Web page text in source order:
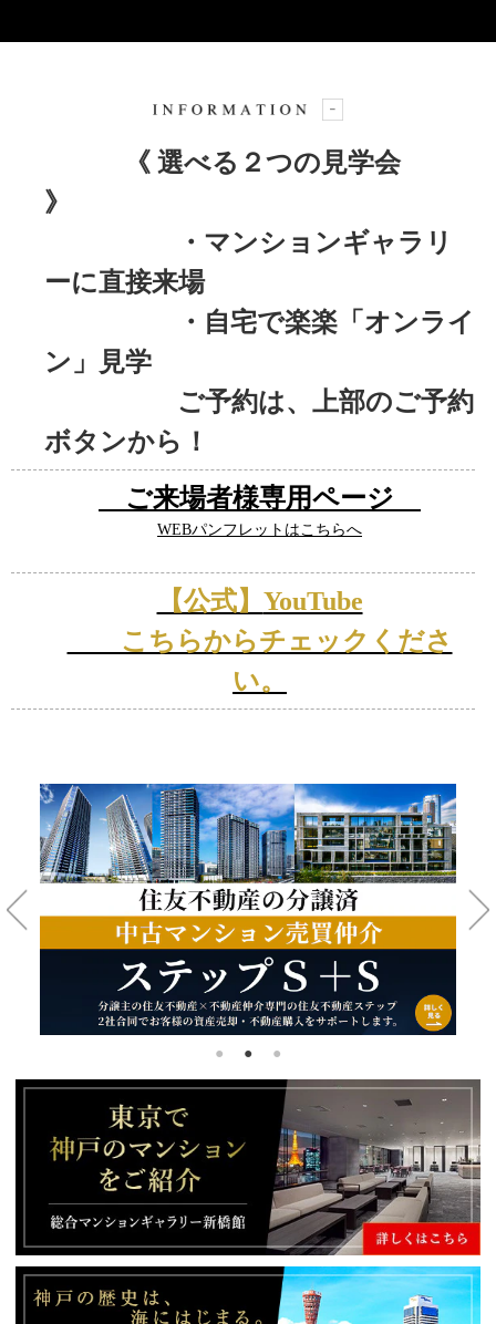
《 選べる２つの見学会
》
・マンションギャラリ
ーに直接来場
・自宅で楽楽「オンライ
ン」見学
ご予約は、上部のご予約
ボタンから！
ご来場者様専用ページ
WEBパンフレットはこちらへ
【公式】 YouTube
こちらからチェックくださ
い。